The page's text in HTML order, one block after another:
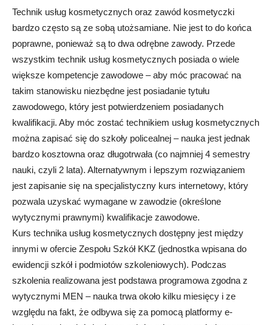
Technik usług kosmetycznych oraz zawód kosmetyczki
bardzo często są ze sobą utożsamiane. Nie jest to do końca
poprawne, ponieważ są to dwa odrębne zawody. Przede
wszystkim technik usług kosmetycznych posiada o wiele
większe kompetencje zawodowe – aby móc pracować na
takim stanowisku niezbędne jest posiadanie tytułu
zawodowego, który jest potwierdzeniem posiadanych
kwalifikacji. Aby móc zostać technikiem usług kosmetycznych
można zapisać się do szkoły policealnej – nauka jest jednak
bardzo kosztowna oraz długotrwała (co najmniej 4 semestry
nauki, czyli 2 lata). Alternatywnym i lepszym rozwiązaniem
jest zapisanie się na specjalistyczny kurs internetowy, który
pozwala uzyskać wymagane w zawodzie (określone
wytycznymi prawnymi) kwalifikacje zawodowe.
Kurs technika usług kosmetycznych dostępny jest między
innymi w ofercie Zespołu Szkół KKZ (jednostka wpisana do
ewidencji szkół i podmiotów szkoleniowych). Podczas
szkolenia realizowana jest podstawa programowa zgodna z
wytycznymi MEN – nauka trwa około kilku miesięcy i ze
względu na fakt, że odbywa się za pomocą platformy e-